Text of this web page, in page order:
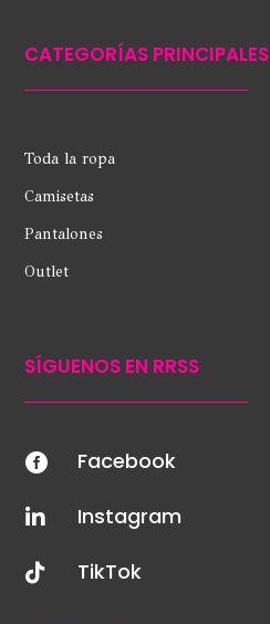
CATEGORÍAS PRINCIPALES
Toda la ropa
Camisetas
Pantalones
Outlet
SÍGUENOS EN RRSS
 Facebook
 Instagram
 TikTok